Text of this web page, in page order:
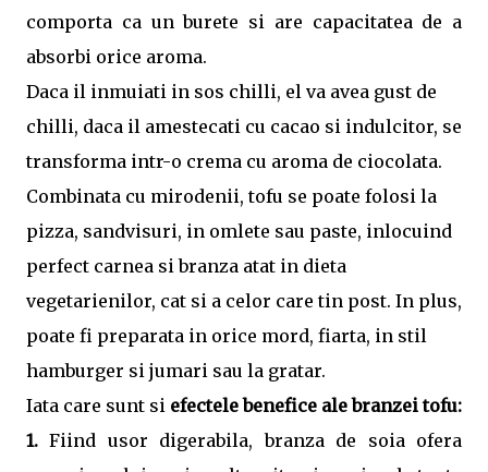
comporta ca un burete si are capacitatea de a
absorbi orice aroma.
Daca il inmuiati in sos chilli, el va avea gust de
chilli, daca il amestecati cu cacao si indulcitor, se
transforma intr-o crema cu aroma de ciocolata.
Combinata cu mirodenii, tofu se poate folosi la
pizza, sandvisuri, in omlete sau paste, inlocuind
perfect carnea si branza atat in dieta
vegetarienilor, cat si a celor care tin post. In plus,
poate fi preparata in orice mord, fiarta, in stil
hamburger si jumari sau la gratar.
Iata care sunt si efectele benefice ale branzei tofu:
1. Fiind usor digerabila, branza de soia ofera